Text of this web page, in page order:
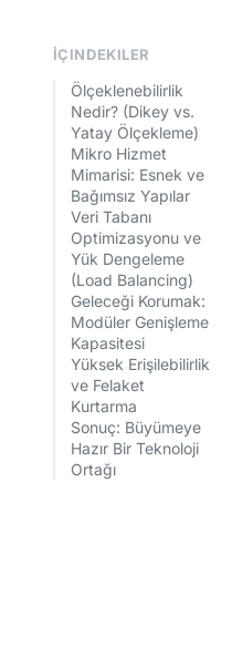
İÇINDEKILER
Ölçeklenebilirlik
Nedir? (Dikey vs.
Yatay Ölçekleme)
Mikro Hizmet
Mimarisi: Esnek ve
Bağımsız Yapılar
Veri Tabanı
Optimizasyonu ve
Yük Dengeleme
(Load Balancing)
Geleceği Korumak:
Modüler Genişleme
Kapasitesi
Yüksek Erişilebilirlik
ve Felaket
Kurtarma
Sonuç: Büyümeye
Hazır Bir Teknoloji
Ortağı